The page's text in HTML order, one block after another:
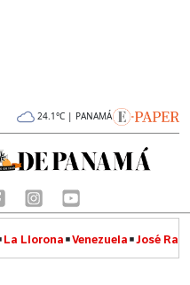
24.1°C | PANAMÁ
La Llorona Venezuela José